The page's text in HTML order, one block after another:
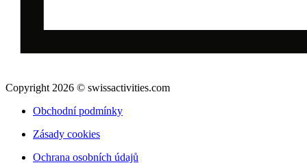
Copyright 2026 © swissactivities.com
Obchodní podmínky
Zásady cookies
Ochrana osobních údajů